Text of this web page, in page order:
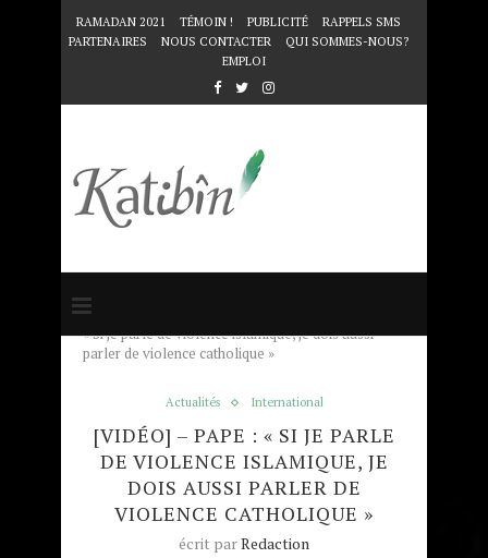
RAMADAN 2021 TÉMOIN ! PUBLICITÉ
RAPPELS SMS
PARTENAIRES
NOUS CONTACTER
QUI SOMMES-NOUS?
EMPLOI
Accueil
« Si je parle de violence islamique, je dois aussi
parler de violence catholique »
Actualités International
[VIDÉO] – PAPE : « SI JE PARLE
DE VIOLENCE ISLAMIQUE, JE
DOIS AUSSI PARLER DE
VIOLENCE CATHOLIQUE »
écrit parRedaction